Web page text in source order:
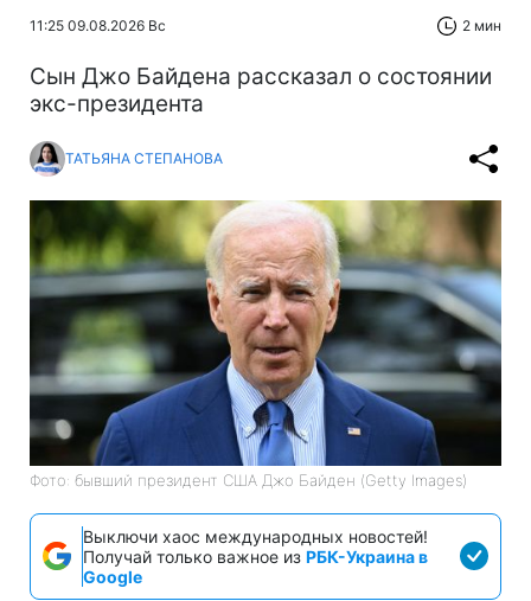
11:25 09.08.2026 Вс 2 мин
Сын Джо Байдена рассказал о состоянии
экс-президента
ТАТЬЯНА СТЕПАНОВА
Фото: бывший президент США Джо Байден (Getty Images)
Выключи хаос международных новостей!
Получай только важное из РБК-Украина в
Google